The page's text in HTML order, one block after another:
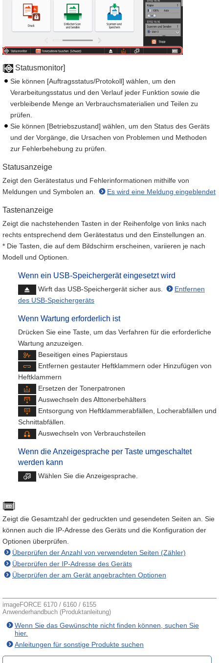
[ Statusmonitor]
Sie können [Auftragsstatus/Protokoll] wählen, um den
Verarbeitungsstatus und den Verlauf jeder Funktion sowie die
verbleibende Menge an Verbrauchsmaterialien und Teilen zu
prüfen.
Sie können [Betriebszustand] wählen, um den Status des Geräts
und der Vorgänge, die Ursachen von Problemen und Methoden
zur Fehlerbehebung zu prüfen.
Statusanzeige
Zeigt den Gerätestatus und Fehlerinformationen mithilfe von
Meldungen und Symbolen an.
Es wird eine Meldung eingeblendet
Tastenanzeige
Zeigt die nachstehenden Tasten in der Reihenfolge von links nach
rechts entsprechend dem Gerätestatus und den Einstellungen an.
* Die Tasten, die auf dem Bildschirm erscheinen, variieren je nach
Modell und Optionen.
Wenn ein USB-Speichergerät eingesetzt wird
Wirft das USB-Speichergerät sicher aus.
Entfernen
des USB-Speichergeräts
Wenn Wartung erforderlich ist
Drücken Sie eine Taste, um das Verfahren für die erforderliche
Wartung anzuzeigen.
Beseitigen eines Papierstaus
Entfernen gestauter Heftklammern oder Hinzufügen von
Heftklammern
Ersetzen der Tonerpatronen
Auswechseln des Alttonerbehälters
Entsorgung von Heftklammerabfällen, Locherabfällen und
Schnittabfällen.
Auswechseln von Verbrauchsteilen
Wenn die Anzeigesprache per Taste umgeschaltet
werden kann
Wählen Sie die Anzeigesprache.
[ ]
Zeigt die Gesamtzahl der gedruckten und gesendeten Seiten an. Sie
können auch die IP-Adresse des Geräts und die Konfiguration der
Optionen überprüfen.
Überprüfen der Anzahl von verwendeten Seiten (Zähler)
Überprüfen der IP-Adresse des Geräts
Überprüfen der am Gerät angebrachten Optionen
imageFORCE 6170 / 6160 / 6155
Anwenderhandbuch (Produktanleitung)
Wenn Sie das Gewünschte nicht finden können, suchen Sie
hier.
Anleitungen für sonstige Produkte suchen